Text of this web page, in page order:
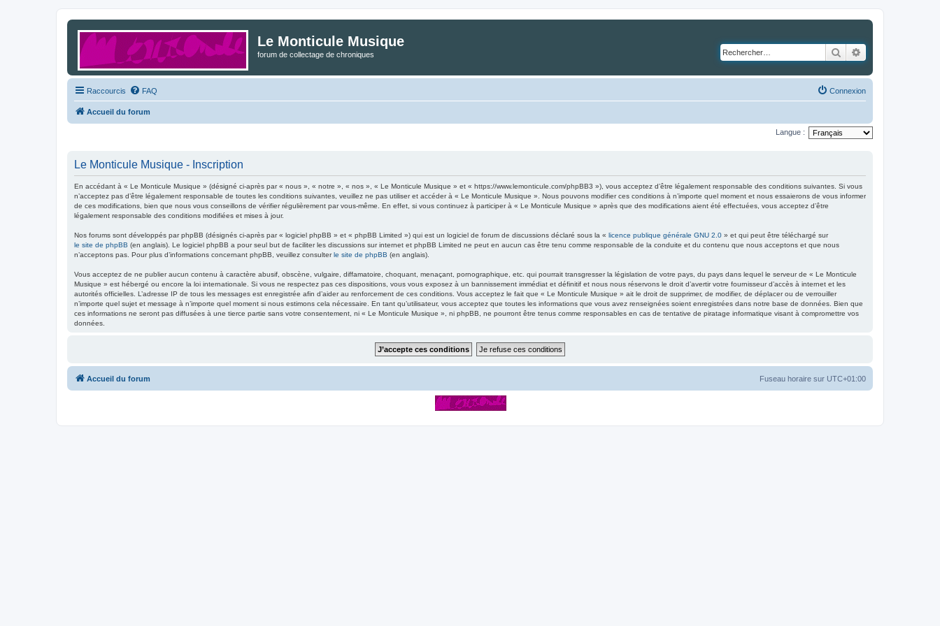
Le Monticule Musique
forum de collectage de chroniques Rechercher
Raccourcis FAQ Connexion
Accueil du forum
Langue :
Le Monticule Musique - Inscription
En accédant à « Le Monticule Musique » (désigné ci-après par « nous », « notre », « nos », « Le Monticule Musique » et « https://www.lemonticule.com/phpBB3 »), vous acceptez d’être légalement responsable des conditions suivantes. Si vous
n’acceptez pas d’être légalement responsable de toutes les conditions suivantes, veuillez ne pas utiliser et accéder à « Le Monticule Musique ». Nous pouvons modifier ces conditions à n’importe quel moment et nous essaierons de vous informer
de ces modifications, bien que nous vous conseillons de vérifier régulièrement par vous-même. En effet, si vous continuez à participer à « Le Monticule Musique » après que des modifications aient été effectuées, vous acceptez d’être
légalement responsable des conditions modifiées et mises à jour.
Nos forums sont développés par phpBB (désignés ci-après par « logiciel phpBB » et « phpBB Limited ») qui est un logiciel de forum de discussions déclaré sous la « licence publique générale GNU 2.0 » et qui peut être téléchargé sur
le site de phpBB (en anglais). Le logiciel phpBB a pour seul but de faciliter les discussions sur internet et phpBB Limited ne peut en aucun cas être tenu comme responsable de la conduite et du contenu que nous acceptons et que nous
n’acceptons pas. Pour plus d’informations concernant phpBB, veuillez consulterle site de phpBB (en anglais).
Vous acceptez de ne publier aucun contenu à caractère abusif, obscène, vulgaire, diffamatoire, choquant, menaçant, pornographique, etc. qui pourrait transgresser la législation de votre pays, du pays dans lequel le serveur de « Le Monticule
Musique » est hébergé ou encore la loi internationale. Si vous ne respectez pas ces dispositions, vous vous exposez à un bannissement immédiat et définitif et nous nous réservons le droit d’avertir votre fournisseur d’accès à internet et les
autorités officielles. L’adresse IP de tous les messages est enregistrée afin d’aider au renforcement de ces conditions. Vous acceptez le fait que « Le Monticule Musique » ait le droit de supprimer, de modifier, de déplacer ou de verrouiller
n’importe quel sujet et message à n’importe quel moment si nous estimons cela nécessaire. En tant qu’utilisateur, vous acceptez que toutes les informations que vous avez renseignées soient enregistrées dans notre base de données. Bien que
ces informations ne seront pas diffusées à une tierce partie sans votre consentement, ni « Le Monticule Musique », ni phpBB, ne pourront être tenus comme responsables en cas de tentative de piratage informatique visant à compromettre vos
données.
Accueil du forum Fuseau horaire sur UTC+01:00